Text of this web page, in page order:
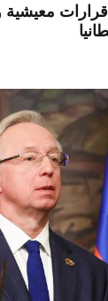
قرارات معيشية